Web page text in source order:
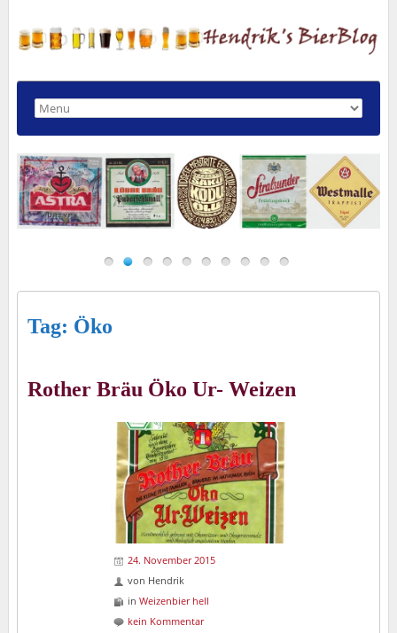
Tag: Öko
Rother Bräu Öko Ur- Weizen
24. November 2015
von Hendrik
in Weizenbier hell
kein Kommentar